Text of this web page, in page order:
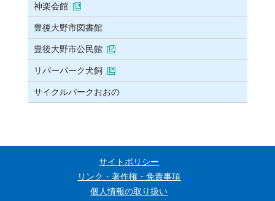
神楽会館
豊後大野市図書館
豊後大野市公民館
リバーパーク犬飼
サイクルパークおおの
サイトポリシー
リンク・著作権・免責事項
個人情報の取り扱い